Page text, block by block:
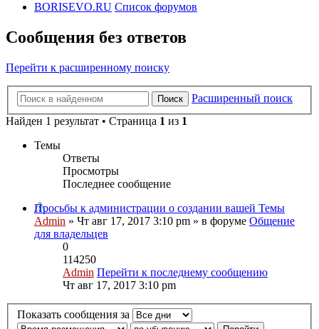
BORISEVO.RU Список форумов
Сообщения без ответов
Перейти к расширенному поиску
Поиск
Расширенный поиск
Найден 1 результат • Страница 1 из 1
Темы
Ответы
Просмотры
Последнее сообщение
Просьбы к администрации о создании вашей Темы
Admin » Чт авг 17, 2017 3:10 pm » в форуме Общение
для владельцев
0
114250
Admin Перейти к последнему сообщению
Чт авг 17, 2017 3:10 pm
Показать сообщения за